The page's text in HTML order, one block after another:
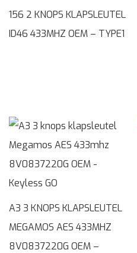
156 2 KNOPS KLAPSLEUTEL
ID46 433MHZ OEM – TYPE1
A3 3 KNOPS KLAPSLEUTEL
MEGAMOS AES 433MHZ
8V0837220G OEM –